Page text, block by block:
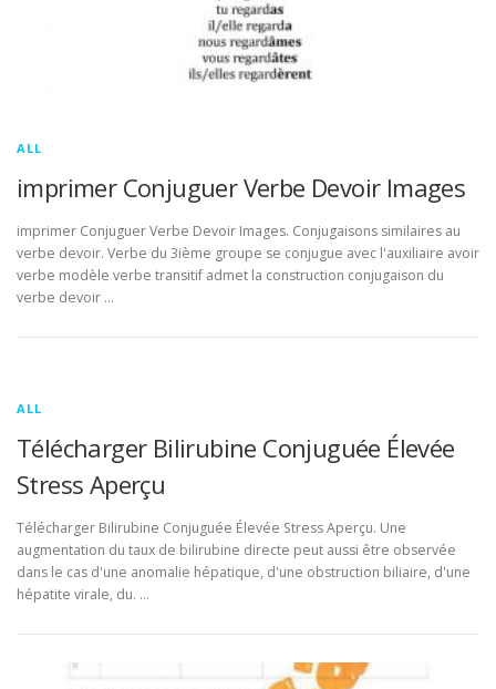
ALL
imprimer Conjuguer Verbe Devoir Images
imprimer Conjuguer Verbe Devoir Images. Conjugaisons similaires au
verbe devoir. Verbe du 3ième groupe se conjugue avec l'auxiliaire avoir
verbe modèle verbe transitif admet la construction conjugaison du
verbe devoir …
ALL
Télécharger Bilirubine Conjuguée Élevée
Stress Aperçu
Télécharger Bilirubine Conjuguée Élevée Stress Aperçu. Une
augmentation du taux de bilirubine directe peut aussi être observée
dans le cas d'une anomalie hépatique, d'une obstruction biliaire, d'une
hépatite virale, du. …